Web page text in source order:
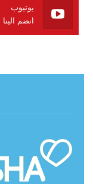
يوتيوب
انضم الينا